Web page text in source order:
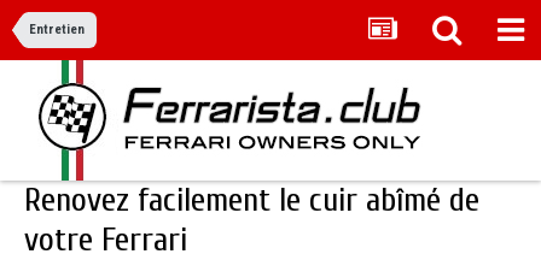
Entretien
Renovez facilement le cuir abîmé de
votre Ferrari